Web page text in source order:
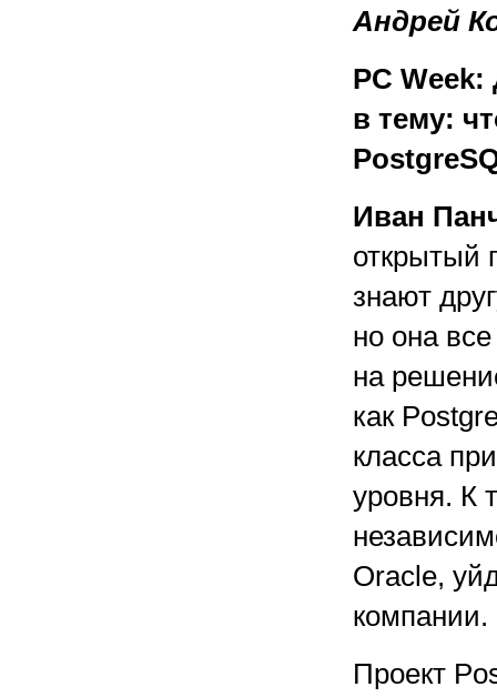
Андрей
PC Week:
в тему:
Иван
открытый
знают
но она
на
как
класса
уровня. К
Oracle,
компании.
Проект